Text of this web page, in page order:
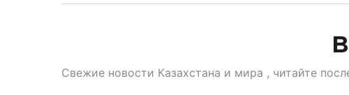
Свежие новости Казахстана и мира , читайте